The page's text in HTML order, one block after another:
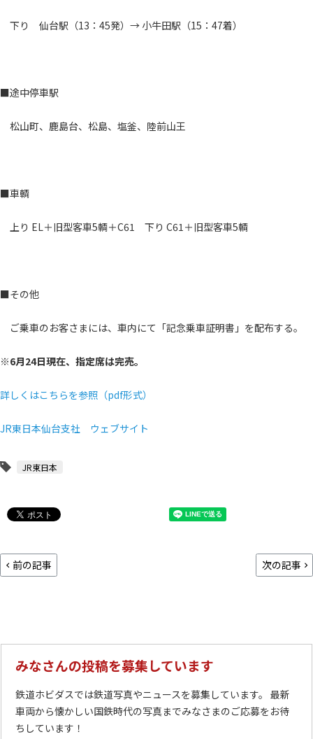
下り 仙台駅（13：45発）→ 小牛田駅（15：47着）
■途中停車駅
松山町、鹿島台、松島、塩釜、陸前山王
■車輌
上り EL＋旧型客車5輌＋C61 下り C61＋旧型客車5輌
■その他
ご乗車のお客さまには、車内にて「記念乗車証明書」を配布する。
※6月24日現在、指定席は完売。
詳しくはこちらを参照（pdf形式）
JR東日本仙台支社 ウェブサイト
JR東日本
前の記事 次の記事
みなさんの投稿を募集しています
鉄道ホビダスでは鉄道写真やニュースを募集しています。 最新
車両から懐かしい国鉄時代の写真までみなさまのご応募をお待
ちしています！